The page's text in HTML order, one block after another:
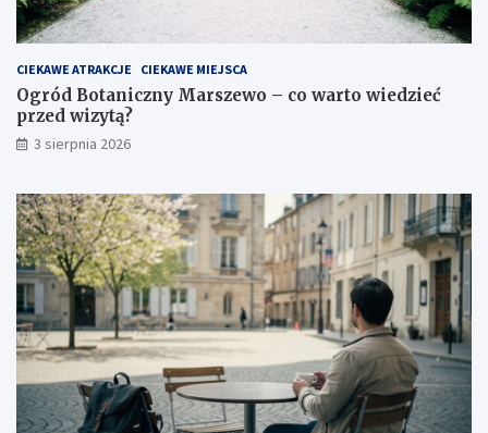
CIEKAWE ATRAKCJE CIEKAWE MIEJSCA
Ogród Botaniczny Marszewo – co warto wiedzieć
przed wizytą?
3 sierpnia 2026